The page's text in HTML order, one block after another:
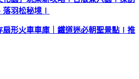
落羽松秘境
扇形火車車庫｜鐵道迷必朝聖景點
推